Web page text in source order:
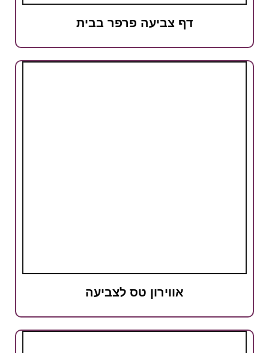
דף צביעה פרפר בבית
אווירון טס לצביעה